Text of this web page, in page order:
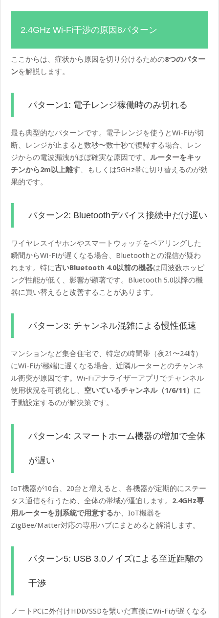
2.4GHz Wi-Fi干渉の原因8パターン
ここからは、症状から原因を切り分けるための8つのパター
ンを解説します。
パターン1: 電子レンジ稼働時のみ切れる
最も典型的なパターンです。電子レンジを使うとWi-Fiが切
断、レンジが止まると数秒〜数十秒で復帰する場合、レン
ジからの電波漏洩がほぼ確実な原因です。ルーターをキッ
チンから2m以上離す、もしくは5GHz帯に切り替えるのが効
果的です。
パターン2: Bluetoothデバイス接続中だけ遅い
ワイヤレスイヤホンやスマートウォッチをペアリングした
瞬間からWi-Fiが遅くなる場合、Bluetoothとの混信が疑わ
れます。特に古いBluetooth 4.0以前の機器は周波数ホッピ
ング性能が低く、影響が顕著です。Bluetooth 5.0以降の機
器に買い替えると改善することがあります。
パターン3: チャンネル混雑による慢性低速
マンションなど集合住宅で、特定の時間帯（夜21〜24時）
にWi-Fiが極端に遅くなる場合、近隣ルーターとのチャンネ
ル衝突が原因です。Wi-Fiアナライザーアプリでチャンネル
使用状況を可視化し、 空いているチャンネル（1/6/11） に
手動設定するのが解決策です。
パターン4: スマートホーム機器の増加で全体
が遅い
IoT機器が10台、20台と増えると、各機器が定期的にステー
タス通信を行うため、全体の帯域が逼迫します。 2.4GHz専
用ルーターを別系統で用意するか、IoT機器を
ZigBee/Matter対応の専用ハブにまとめると解消します。
パターン5: USB 3.0ノイズによる至近距離の
干渉
ノートPCに外付けHDD/SSDを繋いだ直後にWi-Fiが遅くなる